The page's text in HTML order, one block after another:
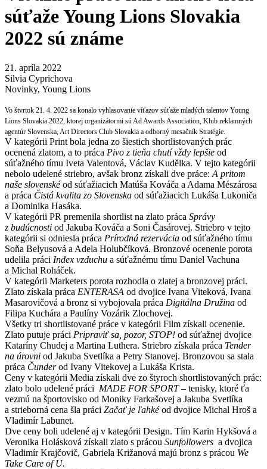
súťaže Young Lions Slovakia
2022 sú známe
21. apríla 2022
Silvia Cyprichova
Novinky, Young Lions
Vo štvrtok 21. 4. 2022 sa konalo vyhlasovanie víťazov súťaže mladých talentov Young
Lions Slovakia 2022, ktorej organizátormi sú Ad Awards Association, Klub reklamných
agentúr Slovenska, Art Directors Club Slovakia a odborný mesačník Stratégie.
V kategórii Print bola jedna zo šiestich shortlistovaných prác
ocenená zlatom, a to práca Pivo z tieňa chutí vždy lepšie od
súťažného tímu Iveta Valentová, Václav Kudělka. V tejto kategórii
nebolo udelené striebro, avšak bronz získali dve práce: A pritom
naše slovenskéod súťažiacich Matúša Kováča a Adama Mészárosa
a práca Čistá kvalita zo Slovenska od súťažiacich Lukáša Lukoniča
a Dominika Hasáka.
V kategórii PR premenila shortlist na zlato práca Správy
z budúcnosti od Jakuba Kováča a Soni Časárovej. Striebro v tejto
kategórii si odniesla práca Prírodná rezervácia od súťažného tímu
Soňa Belyusová a Adela Holubčíková. Bronzové ocenenie porota
udelila práci Index vzduchu a súťažnému tímu Daniel Vachuna
a Michal Roháček.
V kategórii Marketers porota rozhodla o zlatej a bronzovej práci.
Zlato získala práca ENTERASA od dvojice Ivana Viteková, Ivana
Masarovičová a bronz si vybojovala práca Digitálna Družina od
Filipa Kuchára a Paulíny Vozárik Zlochovej.
Všetky tri shortlistované práce v kategórii Film získali ocenenie.
Zlato putuje práci Pripraviť sa, pozor, STOP! od súťažnej dvojice
Kataríny Chudej a Martina Luthera. Striebro získala práca Tender
na úrovni od Jakuba Svetlíka a Petry Stanovej. Bronzovou sa stala
práca Čunderod Ivany Vitekovej a Lukáša Krista.
Ceny v kategórii Media získali dve zo štyroch shortlistovaných prác:
zlato bolo udelené práci MADE FOR SPORT– tenisky, ktoré ťa
vezmú na športovisko od Moniky Farkašovej a Jakuba Svetlíka
a strieborná cena šla práci Začať je ľahkéod dvojice Michal Hroš a
Vladimír Labunet.
Dve ceny boli udelené aj v kategórii Design. Tím Karin Hykšová a
Veronika Holásková získali zlato s prácou Sunfollowers a dvojica
Vladimír Krajčovič, Gabriela Križanová majú bronz s prácou We
Take Care of U.